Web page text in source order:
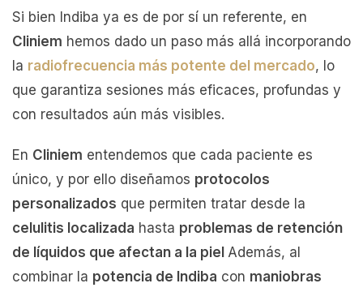
Si bien Indiba ya es de por sí un referente, en
Cliniem hemos dado un paso más allá incorporando
la radiofrecuencia más potente del mercado, lo
que garantiza sesiones más eficaces, profundas y
con resultados aún más visibles.
En Cliniem entendemos que cada paciente es
único, y por ello diseñamos protocolos
personalizados que permiten tratar desde la
celulitis localizada hasta problemas de retención
de líquidos que afectan a la piel Además, al
combinar la potencia de Indiba con maniobras